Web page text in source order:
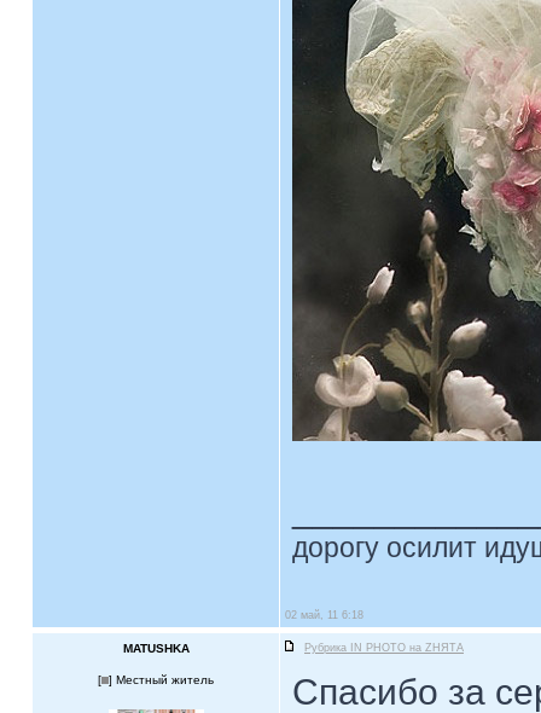
дорогу осилит
02 май, 11 6:18
MATUSHKA Рубрика IN PHOTO на ZНЯТА
[ ] Местный житель
Спасибо за